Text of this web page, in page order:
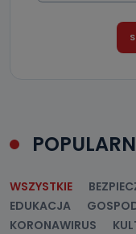
Przetwarzane
dane, które
zostały przekazane
Jak
danych
Można to zrobić pod
e-mailowo pod
WSZYSTKIE
EDUKACJA
KORONAWIRUS